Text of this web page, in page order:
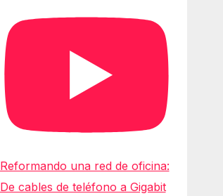
Reformando una red de oficina:
De cables de teléfono a Gigabit